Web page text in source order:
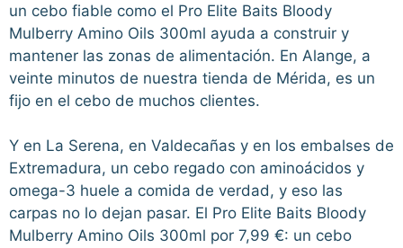
un cebo fiable como el Pro Elite Baits Bloody
Mulberry Amino Oils 300ml ayuda a construir y
mantener las zonas de alimentación. En Alange, a
veinte minutos de nuestra tienda de Mérida, es un
fijo en el cebo de muchos clientes.
Y en La Serena, en Valdecañas y en los embalses de
Extremadura, un cebo regado con aminoácidos y
omega-3 huele a comida de verdad, y eso las
carpas no lo dejan pasar. El Pro Elite Baits Bloody
Mulberry Amino Oils 300ml por 7,99 €: un cebo